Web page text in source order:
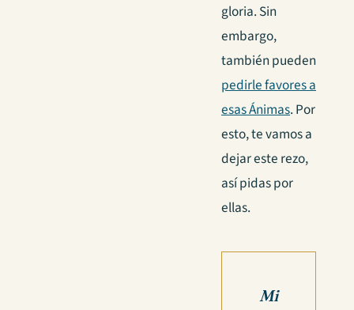
gloria. Sin
embargo,
también pueden
pedirle favores a
esas Ánimas. Por
esto, te vamos a
dejar este rezo,
así pidas por
ellas.
Mi